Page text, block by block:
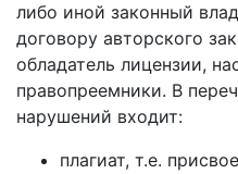
либо иной законный
договору авторского
обладатель лицензии,
правопреемники. В
нарушений входит:
плагиат, т.е.